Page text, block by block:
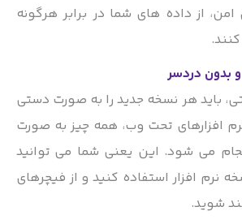
از داده های شما در برابر هرگونه
بدون دردسر
باید هر نسخه جدید را به صورت دستی
افزارهای تحت وب، همه چیز به صورت
می شود. این یعنی شما می توانید
نرم افزار استفاده کنید و از فیچرهای
شوید.